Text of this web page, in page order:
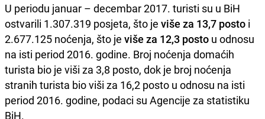
U periodu januar – decembar 2017. turisti su u BiH
ostvarili 1.307.319 posjeta, što je više za 13,7 posto i
2.677.125 noćenja, što je više za 12,3 posto u odnosu
na isti period 2016. godine. Broj noćenja domaćih
turista bio je viši za 3,8 posto, dok je broj noćenja
stranih turista bio viši za 16,2 posto u odnosu na isti
period 2016. godine, podaci su Agencije za statistiku
BiH.